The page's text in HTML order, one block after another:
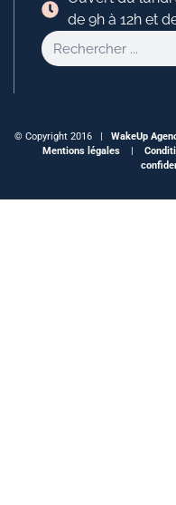
de 9h à 12h et
© Copyright 2016 | WakeUp
Mentions légales|